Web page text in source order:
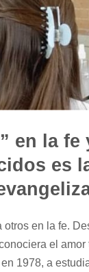
en la fe
es
en la fe.
el
1978, a